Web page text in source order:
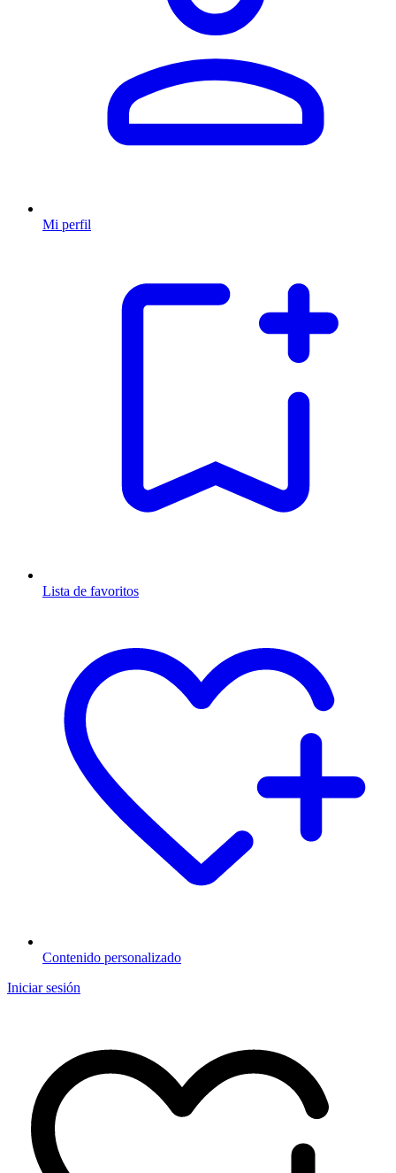
Mi perfil
Lista de favoritos
Contenido personalizado
Iniciar sesión